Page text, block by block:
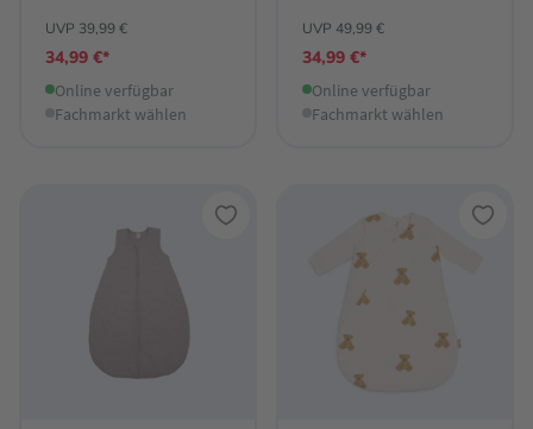
UVP 39,99 €
34,99 €*
Online verfügbar
Fachmarkt wählen
UVP 49,99 €
34,99 €*
Online verfügbar
Fachmarkt wählen